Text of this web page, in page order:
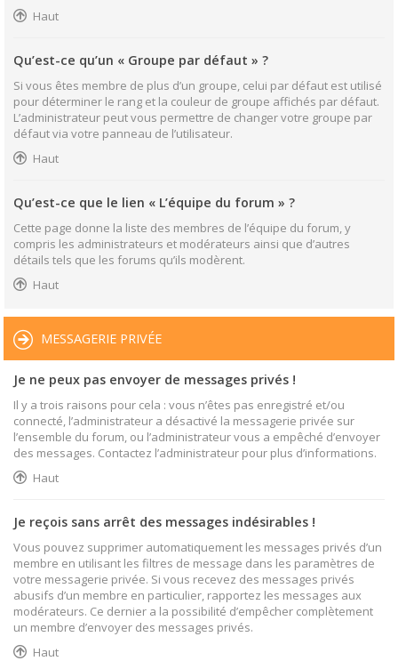
Haut
Qu’est-ce qu’un « Groupe par défaut » ?
Si vous êtes membre de plus d’un groupe, celui par défaut est utilisé
pour déterminer le rang et la couleur de groupe affichés par défaut.
L’administrateur peut vous permettre de changer votre groupe par
défaut via votre panneau de l’utilisateur.
Haut
Qu’est-ce que le lien « L’équipe du forum » ?
Cette page donne la liste des membres de l’équipe du forum, y
compris les administrateurs et modérateurs ainsi que d’autres
détails tels que les forums qu’ils modèrent.
Haut
MESSAGERIE PRIVÉE
Je ne peux pas envoyer de messages privés !
Il y a trois raisons pour cela : vous n’êtes pas enregistré et/ou
connecté, l’administrateur a désactivé la messagerie privée sur
l’ensemble du forum, ou l’administrateur vous a empêché d’envoyer
des messages. Contactez l’administrateur pour plus d’informations.
Haut
Je reçois sans arrêt des messages indésirables !
Vous pouvez supprimer automatiquement les messages privés d’un
membre en utilisant les filtres de message dans les paramètres de
votre messagerie privée. Si vous recevez des messages privés
abusifs d’un membre en particulier, rapportez les messages aux
modérateurs. Ce dernier a la possibilité d’empêcher complètement
un membre d’envoyer des messages privés.
Haut